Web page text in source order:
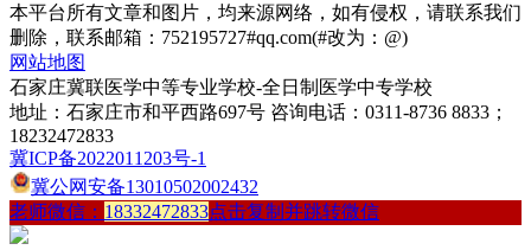
本平台所有文章和图片，均来源网络，如有侵权，请联系我们
删除，联系邮箱：752195727#qq.com(#改为：@)
网站地图
石家庄冀联医学中等专业学校-全日制医学中专学校
地址：石家庄市和平西路697号 咨询电话：0311-8736 8833；
18232472833
冀ICP备2022011203号-1
冀公网安备13010502002432
老师微信： 18332472833点击复制并跳转微信